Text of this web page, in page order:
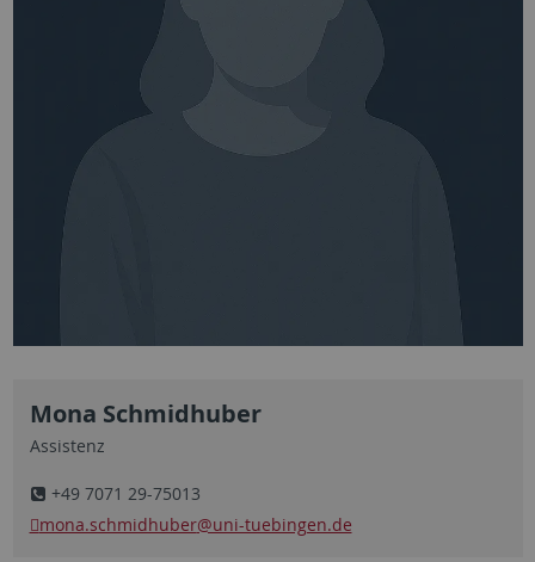
Mona Schmidhuber
Assistenz
+49 7071 29-75013
mona.schmidhuber@uni-tuebingen.de